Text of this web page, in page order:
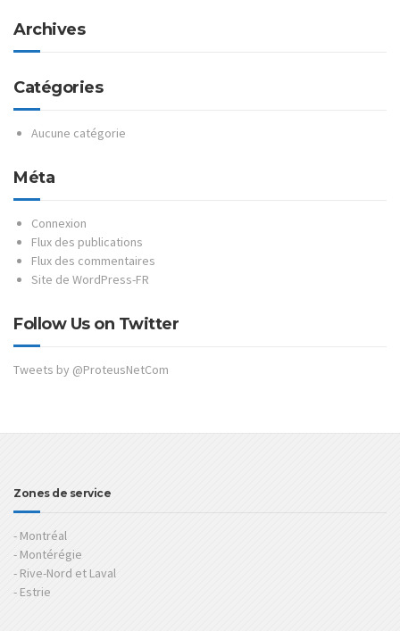
Archives
Catégories
Aucune catégorie
Méta
Connexion
Flux des publications
Flux des commentaires
Site de WordPress-FR
Follow Us on Twitter
Tweets by @ProteusNetCom
Zones de service
- Montréal
- Montérégie
- Rive-Nord et Laval
- Estrie